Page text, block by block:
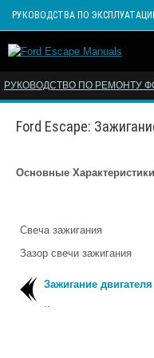
РУКОВОДСТВА ПО
РУКОВОДСТВО ПО РЕМОНТУ
Ford Escape:
Основные Характеристики
Свеча зажигания
Зазор свечи зажигания
Зажигание двигателя
..